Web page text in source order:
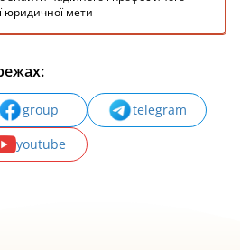
юридичної мети
group
telegram
youtube